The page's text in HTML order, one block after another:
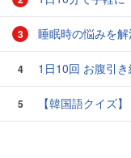
3 睡眠時の悩みを
4 1日10回 お腹引
5
【韓国語クイズ】「잘